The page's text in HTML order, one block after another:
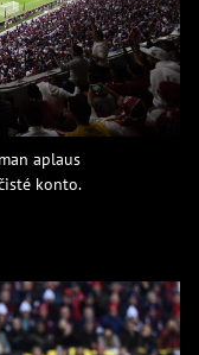
aplaus
konto.